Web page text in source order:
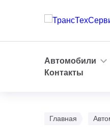
Автомобили
Контакты
Главная